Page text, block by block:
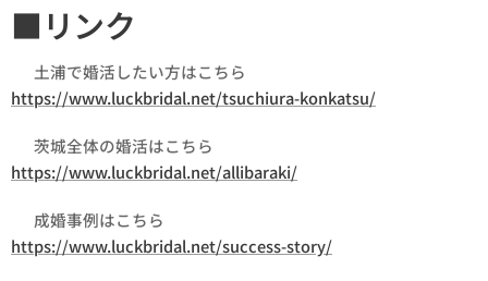
■リンク
👉 土浦で婚活したい方はこちら
https://www.luckbridal.net/tsuchiura-konkatsu/
👉 茨城全体の婚活はこちら
https://www.luckbridal.net/allibaraki/
👉 成婚事例はこちら
https://www.luckbridal.net/success-story/